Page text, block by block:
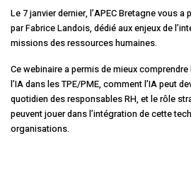
Le 7 janvier dernier, l’APEC Bretagne vous
par Fabrice Landois, dédié aux enjeux de
missions des ressources humaines.
Ce webinaire a permis de mieux
l’IA dans les TPE/PME, comment l’IA peut
quotidien des responsables RH, et le rôle
peuvent jouer dans l’intégration de cette
organisations.